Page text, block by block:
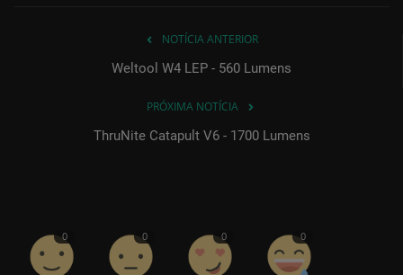
NOTÍCIA ANTERIOR
Weltool W4 LEP - 560 Lumens
PRÓXIMA NOTÍCIA
ThruNite Catapult V6 - 1700 Lumens
0 0 0 0